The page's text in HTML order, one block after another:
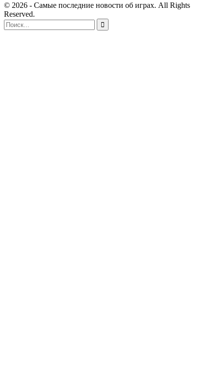
© 2026 - Самые последние новости об играх. All Rights
Reserved.